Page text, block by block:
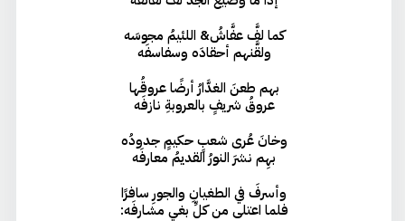
كما لفَّ عفَّاشُ& اللئيمُ مجوسَه
ولقَّنهم أحقادَه وسفاسفَه
بهم طعنَ الغدَّارُ أرضًا عروقُها
عروقُ شريفٍ بالعروبةِ نازفَه
وخانَ عُرى شعبٍ حكيمٍ جدودُه
بهِم نشرَ النورُ القديمُ معارفَه
وأسرفَ في الطغيانِ والجورِ سافرًا
فلما اعتلى من كلِّ بغيٍ مشارفَه: